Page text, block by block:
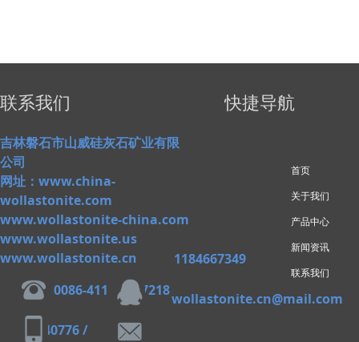
联系我们
吉林磐石市山威硅灰石矿业有限
公司
网址：www.china-
wollastonite.com
www.wollastonite-china.com
www.wollastonite.us
www.wollastonite.cn
0086-411-82827218
13609840776 /
1184667349
wollastonite.cn@mail.com
快捷导航
首页
关于我们
产品中心
新闻资讯
联系我们